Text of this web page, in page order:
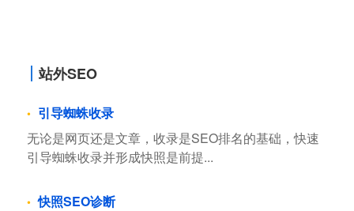
站外SEO
引导蜘蛛收录
无论是网页还是文章，收录是SEO排名的基础，快速
引导蜘蛛收录并形成快照是前提...
快照SEO诊断